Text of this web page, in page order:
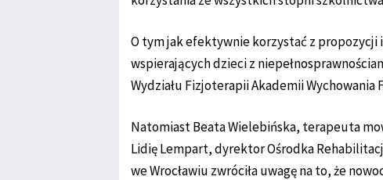
O tym jak efektywnie korzystać z
wspierających dzieci z
Wydziału Fizjoterapii Akademii Wychowania
Natomiast Beata Wielebińska, terapeuta
Lidię Lempart, dyrektor Ośrodka
we Wrocławiu zwróciła uwagę na to, że